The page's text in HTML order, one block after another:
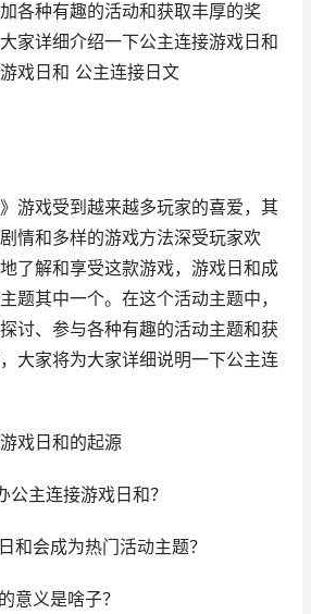
各种有趣的活动和获取丰厚的奖
家详细介绍一下公主连接游戏日和
戏日和 公主连接日文
游戏受到越来越多玩家的喜爱，其
情和多样的游戏方法深受玩家欢
了解和享受这款游戏，游戏日和成
题其中一个。在这个活动主题中，
讨、参与各种有趣的活动主题和获
大家将为大家详细说明一下公主连
戏日和的起源
公主连接游戏日和？
和会成为热门活动主题？
意义是啥子？